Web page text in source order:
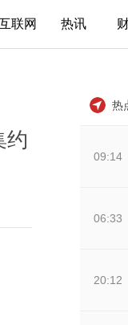
联网 热讯
约
热
09:14
06:33
20:12